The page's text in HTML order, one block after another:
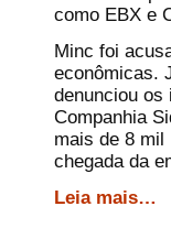
como EBX e
Minc foi
econômicas.
denunciou os
Companhia
mais de 8 mil
chegada da
Leia mais…